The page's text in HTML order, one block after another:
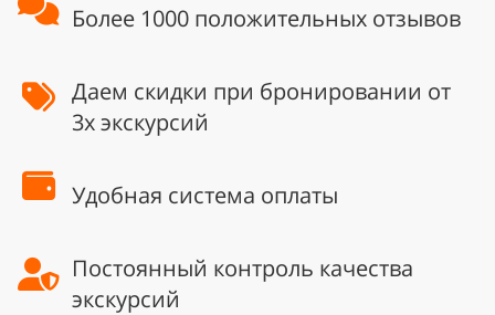
Более 1000 положительных отзывов
Даем скидки при бронировании от
3х экскурсий
Удобная система оплаты
Постоянный контроль качества
экскурсий